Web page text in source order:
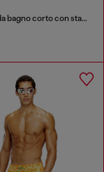
Costume da bagno corto con stampa logo